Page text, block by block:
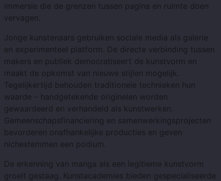
immersie die de grenzen tussen pagina en ruimte doen
vervagen.
Jonge kunstenaars gebruiken sociale media als galerie
en experimenteel platform. De directe verbinding tussen
makers en publiek democratiseert de kunstvorm en
maakt de opkomst van nieuwe stijlen mogelijk.
Tegelijkertijd behouden traditionele technieken hun
waarde – handgetekende originelen worden
gewaardeerd en verhandeld als kunstwerken.
Gemeenschapsfinanciering en samenwerkingsprojecten
bevorderen onafhankelijke producties en geven
nichestemmen een podium.
De erkenning van manga als een legitieme kunstvorm
groeit gestaag. Kunstacademies bieden gespecialiseerde